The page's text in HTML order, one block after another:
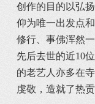
创作的目的以弘
仰为唯一出发点
修行、事佛浑然
先后去世的近10
的老艺人亦多在
虔敬，造就了热